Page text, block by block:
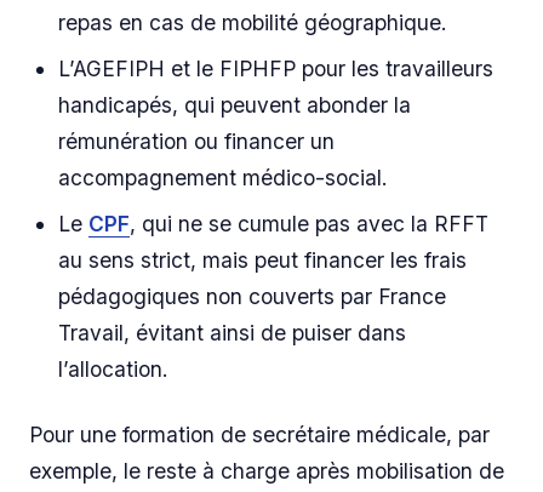
repas en cas de mobilité géographique.
L’AGEFIPH et le FIPHFP pour les travailleurs
handicapés, qui peuvent abonder la
rémunération ou financer un
accompagnement médico-social.
Le CPF, qui ne se cumule pas avec la RFFT
au sens strict, mais peut financer les frais
pédagogiques non couverts par France
Travail, évitant ainsi de puiser dans
l’allocation.
Pour une formation de secrétaire médicale, par
exemple, le reste à charge après mobilisation de